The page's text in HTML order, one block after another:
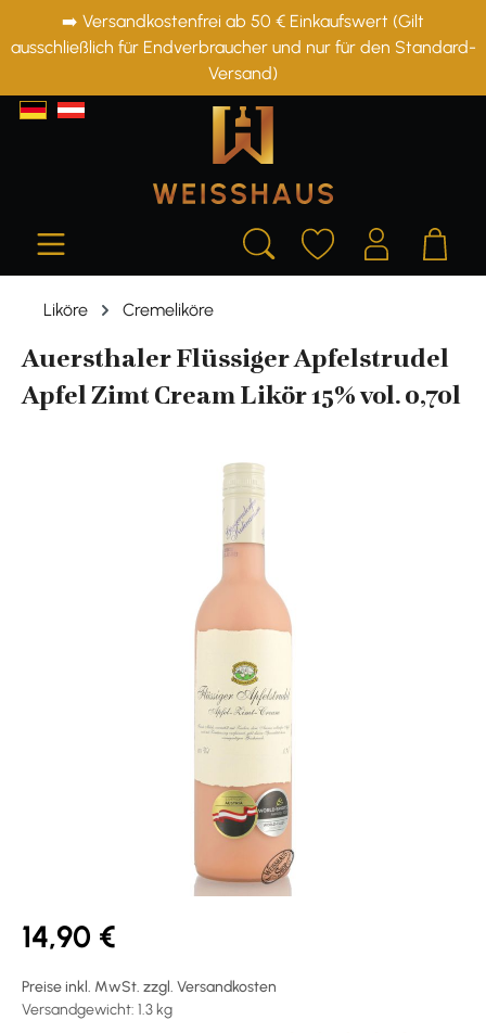
springen
➡️ Versandkostenfrei ab 50 € Einkaufswert (Gilt
ausschließlich für Endverbraucher und nur für den Standard-
Versand)
Liköre Cremeliköre
Auersthaler Flüssiger Apfelstrudel
Apfel Zimt Cream Likör 15% vol. 0,70l
14,90 €
Preise inkl. MwSt. zzgl. Versandkosten
Versandgewicht: 1.3 kg